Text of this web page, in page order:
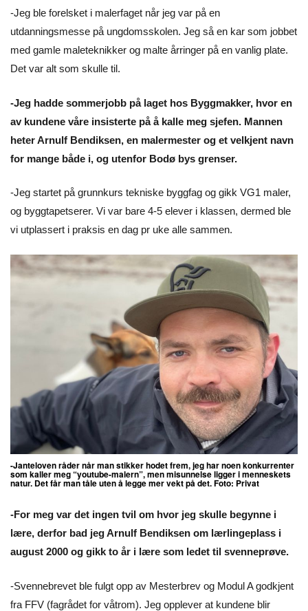
-Jeg ble forelsket i malerfaget når jeg var på en
utdanningsmesse på ungdomsskolen. Jeg så en kar som jobbet
med gamle maleteknikker og malte årringer på en vanlig plate.
Det var alt som skulle til.
-Jeg hadde sommerjobb på laget hos Byggmakker, hvor en
av kundene våre insisterte på å kalle meg sjefen. Mannen
heter Arnulf Bendiksen, en malermester og et velkjent navn
for mange både i, og utenfor Bodø bys grenser.
-Jeg startet på grunnkurs tekniske byggfag og gikk VG1 maler,
og byggtapetserer. Vi var bare 4-5 elever i klassen, dermed ble
vi utplassert i praksis en dag pr uke alle sammen.
-Janteloven råder når man stikker hodet frem, jeg har noen konkurrenter
som kaller meg “youtube-malern”, men misunnelse ligger i menneskets
natur. Det får man tåle uten å legge mer vekt på det. Foto: Privat
-For meg var det ingen tvil om hvor jeg skulle begynne i
lære, derfor bad jeg Arnulf Bendiksen om lærlingeplass i
august 2000 og gikk to år i lære som ledet til svenneprøve.
-Svennebrevet ble fulgt opp av Mesterbrev og Modul A godkjent
fra FFV (fagrådet for våtrom). Jeg opplever at kundene blir